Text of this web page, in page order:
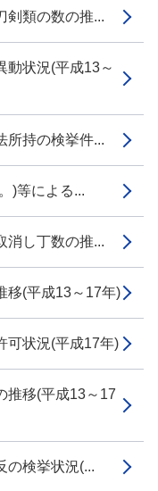
類の数の推...
状況(平成13～
持の検挙件...
)等による...
し丁数の推...
(平成13～17年)
状況(平成17年)
移(平成13～17
検挙状況(...